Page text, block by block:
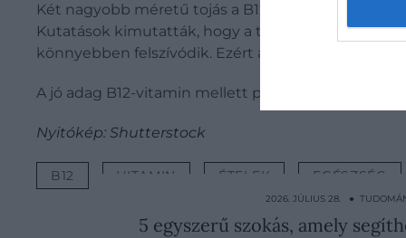
Két nagyobb méretű tojás a B12-vitamin DV-
Kutatások kimutatták, hogy a tojássárgája
könnyebben felszívódik. Ezért ajánlott egész tojást
A jó adag B12-vitamin mellett pedig egészséges
Nyitókép: Shutterstock
B12 VITAMIN ÉTELEK EGÉSZSÉG
2026. JÚLIUS 28. ●
5 egyszerű szokás, amely